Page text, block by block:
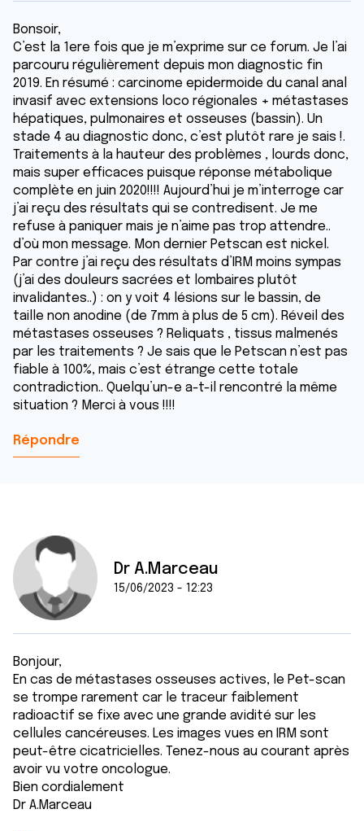
Bonsoir,
C’est la 1ere fois que je m’exprime sur ce forum. Je l’ai
parcouru régulièrement depuis mon diagnostic fin
2019. En résumé : carcinome epidermoide du canal anal
invasif avec extensions loco régionales + métastases
hépatiques, pulmonaires et osseuses (bassin). Un
stade 4 au diagnostic donc, c’est plutôt rare je sais !.
Traitements à la hauteur des problèmes , lourds donc,
mais super efficaces puisque réponse métabolique
complète en juin 2020!!!! Aujourd’hui je m’interroge car
j’ai reçu des résultats qui se contredisent. Je me
refuse à paniquer mais je n’aime pas trop attendre..
d’où mon message. Mon dernier Petscan est nickel.
Par contre j’ai reçu des résultats d’IRM moins sympas
(j’ai des douleurs sacrées et lombaires plutôt
invalidantes..) : on y voit 4 lésions sur le bassin, de
taille non anodine (de 7mm à plus de 5 cm). Réveil des
métastases osseuses ? Reliquats , tissus malmenés
par les traitements ? Je sais que le Petscan n’est pas
fiable à 100%, mais c’est étrange cette totale
contradiction.. Quelqu’un-e a-t-il rencontré la même
situation ? Merci à vous !!!!
Répondre
Dr A.Marceau
15/06/2023 - 12:23
Bonjour,
En cas de métastases osseuses actives, le Pet-scan
se trompe rarement car le traceur faiblement
radioactif se fixe avec une grande avidité sur les
cellules cancéreuses. Les images vues en IRM sont
peut-être cicatricielles. Tenez-nous au courant après
avoir vu votre oncologue.
Bien cordialement
Dr A.Marceau